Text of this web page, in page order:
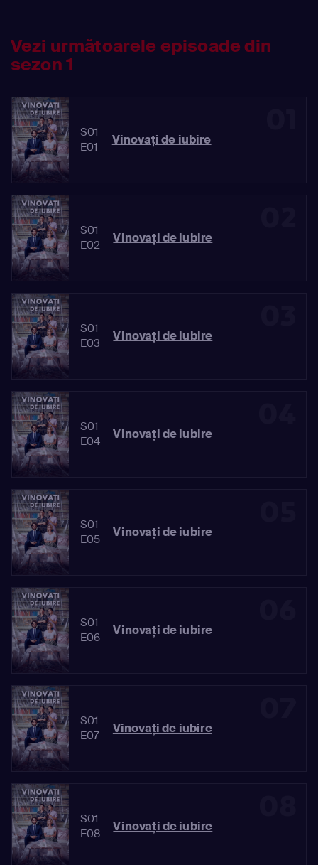
Vezi următoarele episoade din
sezon 1
S01
E01
Vinovaţi de iubire
S01
E02
Vinovaţi de iubire
S01
E03
Vinovaţi de iubire
S01
E04
Vinovaţi de iubire
S01
E05
Vinovaţi de iubire
S01
E06
Vinovaţi de iubire
S01
E07
Vinovaţi de iubire
S01
E08
Vinovaţi de iubire